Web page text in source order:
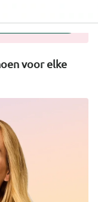
voor elke